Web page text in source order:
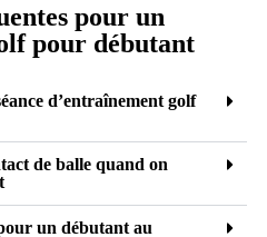
pour un
pour débutant
d’entraînement golf
de balle quand on
un débutant au